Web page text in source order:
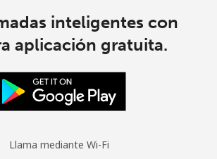
inteligentes con
aplicación gratuita.
Llama mediante Wi-Fi